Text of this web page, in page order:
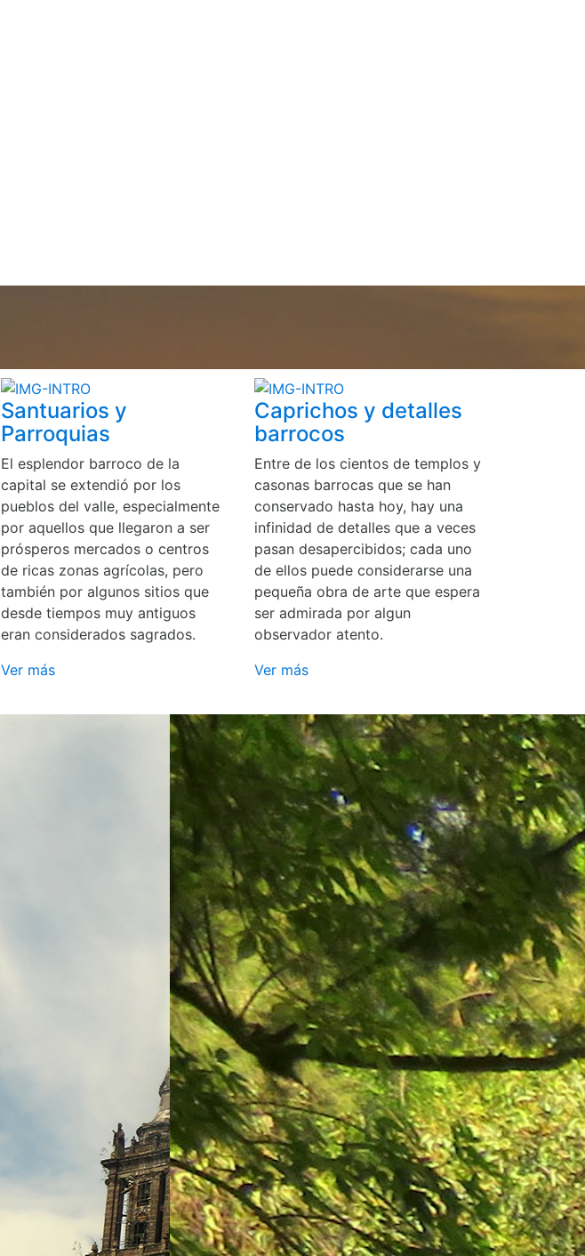
Santuarios y
Parroquias
El esplendor barroco de la
capital se extendió por los
pueblos del valle, especialmente
por aquellos que llegaron a ser
prósperos mercados o centros
de ricas zonas agrícolas, pero
también por algunos sitios que
desde tiempos muy antiguos
eran considerados sagrados.
Ver más
Caprichos y detalles
barrocos
Entre de los cientos de templos y
casonas barrocas que se han
conservado hasta hoy, hay una
infinidad de detalles que a veces
pasan desapercibidos; cada uno
de ellos puede considerarse una
pequeña obra de arte que espera
ser admirada por algun
observador atento.
Ver más